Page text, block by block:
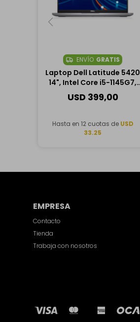
ENVÍO GRATIS
Laptop Dell Latitude 5420
14", Intel Core i5-1145G7,
16GB RAM, 256GB SSD
USD 399,00
Hasta en 12 cuotas de USD
33.25
EMPRESA
Contacto
Tienda
Trabaja con nosotros